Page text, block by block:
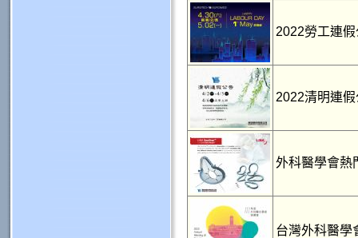
2022勞工連
2022清明連
外科醫學會
台灣外科醫學